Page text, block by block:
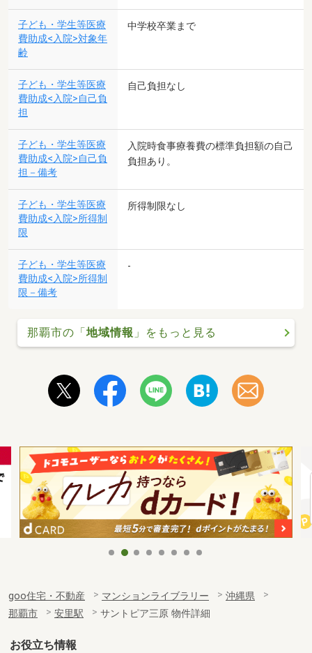
子ども・学生等医療
費助成<入院>対象年
齢
中学校卒業まで
子ども・学生等医療
費助成<入院>自己負
担
自己負担なし
子ども・学生等医療
費助成<入院>自己負
担－備考
入院時食事療養費の標準負担額の自己
負担あり。
子ども・学生等医療
費助成<入院>所得制
限
所得制限なし
子ども・学生等医療
費助成<入院>所得制
限－備考
-
那覇市の「地域情報 」をもっと見る
goo住宅・不動産 マンションライブラリー
沖縄県
那覇市
安里駅 サントピア三原 物件詳細
お役立ち情報